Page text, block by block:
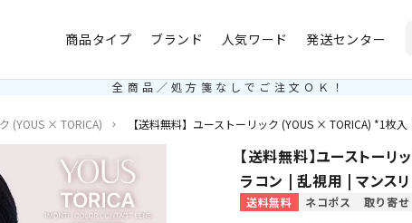
商品タイプ ブランド 人気ワード 発送センター
全商品／処方箋なしでご注文ＯＫ！
(YOUS × TORICA) 【送料無料】ユーストーリック (YOUS × TORICA) *1枚
【送料無料】ユーストー
ラコン | 乱視用 | マンスリ
送料無料 ネコポス 取り寄せ